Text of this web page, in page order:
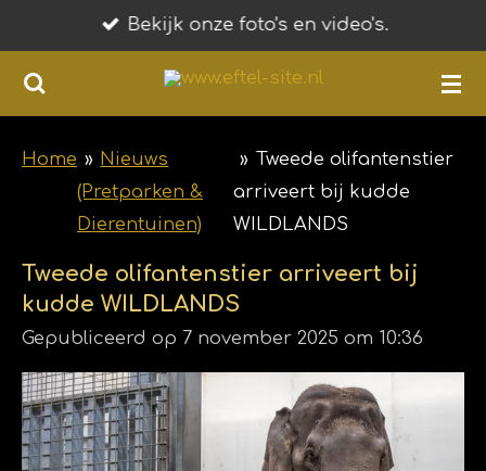
direct
naar
de
hoofdinhoud
Bekijk onze foto's en video's.
Home » Nieuws
(Pretparken &
Dierentuinen)
» Tweede olifantenstier
arriveert bij kudde
WILDLANDS
Tweede olifantenstier arriveert bij
kudde WILDLANDS
Gepubliceerd op 7 november 2025 om 10:36